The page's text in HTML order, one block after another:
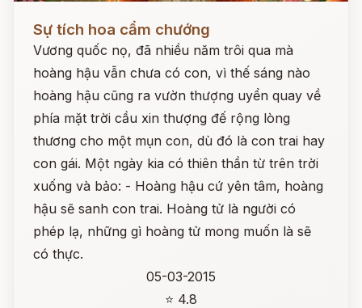
Sự tích hoa cẩm chướng
Vương quốc nọ, đã nhiều năm trôi qua mà
hoàng hậu vẫn chưa có con, vì thế sáng nào
hoàng hậu cũng ra vườn thượng uyển quay về
phía mặt trời cầu xin thượng đế rộng lòng
thương cho một mụn con, dù đó là con trai hay
con gái. Một ngày kia có thiên thần từ trên trời
xuống và bảo: - Hoàng hậu cứ yên tâm, hoàng
hậu sẽ sanh con trai. Hoàng tử là người có
phép lạ, những gì hoàng tử mong muốn là sẽ
có thực.
05-03-2015
⭐ 4.8